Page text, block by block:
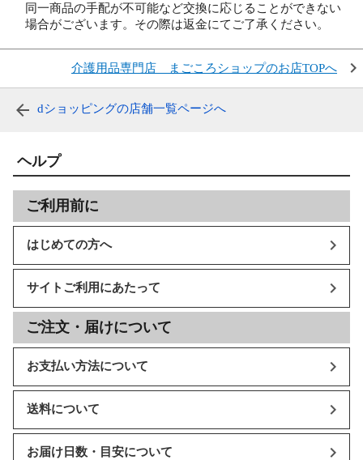
同一商品の手配が不可能など交換に応じることができない
場合がございます。その際は返金にてご了承ください。
介護用品専門店 まごころショップのお店TOPへ
dショッピングの店舗一覧ページへ
ヘルプ
ご利用前に
はじめての方へ
サイトご利用にあたって
ご注文・届けについて
お支払い方法について
送料について
お届け日数・目安について